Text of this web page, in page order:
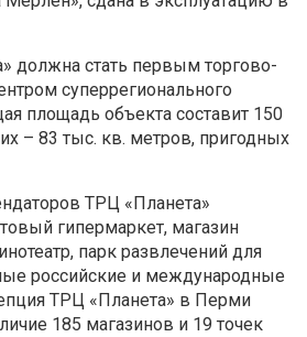
должна стать первым торгово-
суперрегионального
площадь объекта составит 150
– 83 тыс. кв. метров, пригодных
ТРЦ «Планета»
гипермаркет, магазин
парк развлечений для
российские и международные
ТРЦ «Планета» в Перми
185 магазинов и 19 точек